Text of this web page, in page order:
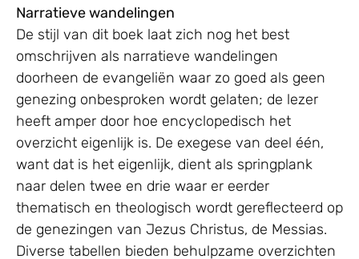
Narratieve wandelingen
De stijl van dit boek laat zich nog het best
omschrijven als narratieve wandelingen
doorheen de evangeliën waar zo goed als geen
genezing onbesproken wordt gelaten; de lezer
heeft amper door hoe encyclopedisch het
overzicht eigenlijk is. De exegese van deel één,
want dat is het eigenlijk, dient als springplank
naar delen twee en drie waar er eerder
thematisch en theologisch wordt gereflecteerd op
de genezingen van Jezus Christus, de Messias.
Diverse tabellen bieden behulpzame overzichten